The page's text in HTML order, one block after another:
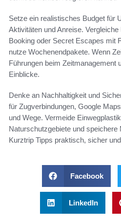
Setze ein realistisches Budget für
Aktivitäten und Anreise.
Booking oder Secret Escapes mit
nutze Wochenendpakete. Wenn
Führungen beim Zeitmanagement
Einblicke.
Denke an Nachhaltigkeit und
für Zugverbindungen, Google
und Wege. Vermeide
Naturschutzgebiete und speichere
Kurztrip Tipps praktisch, sicher
Facebook
LinkedIn